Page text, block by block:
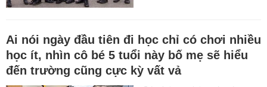
Ai nói ngày đầu tiên đi học chỉ có chơi nhiều
học ít, nhìn cô bé 5 tuổi này bố mẹ sẽ hiểu
đến trường cũng cực kỳ vất vả